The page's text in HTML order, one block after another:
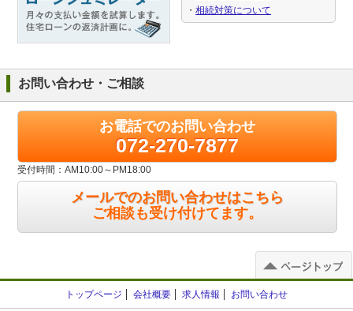
・相続対策について
お問い合わせ・ご相談
お電話でのお問い合わせ
072-270-7877
受付時間：AM10:00～PM18:00
メールでのお問い合わせはこちら
ご相談も受け付けてます。
トップページ 会社概要 求人情報 お問い合わせ